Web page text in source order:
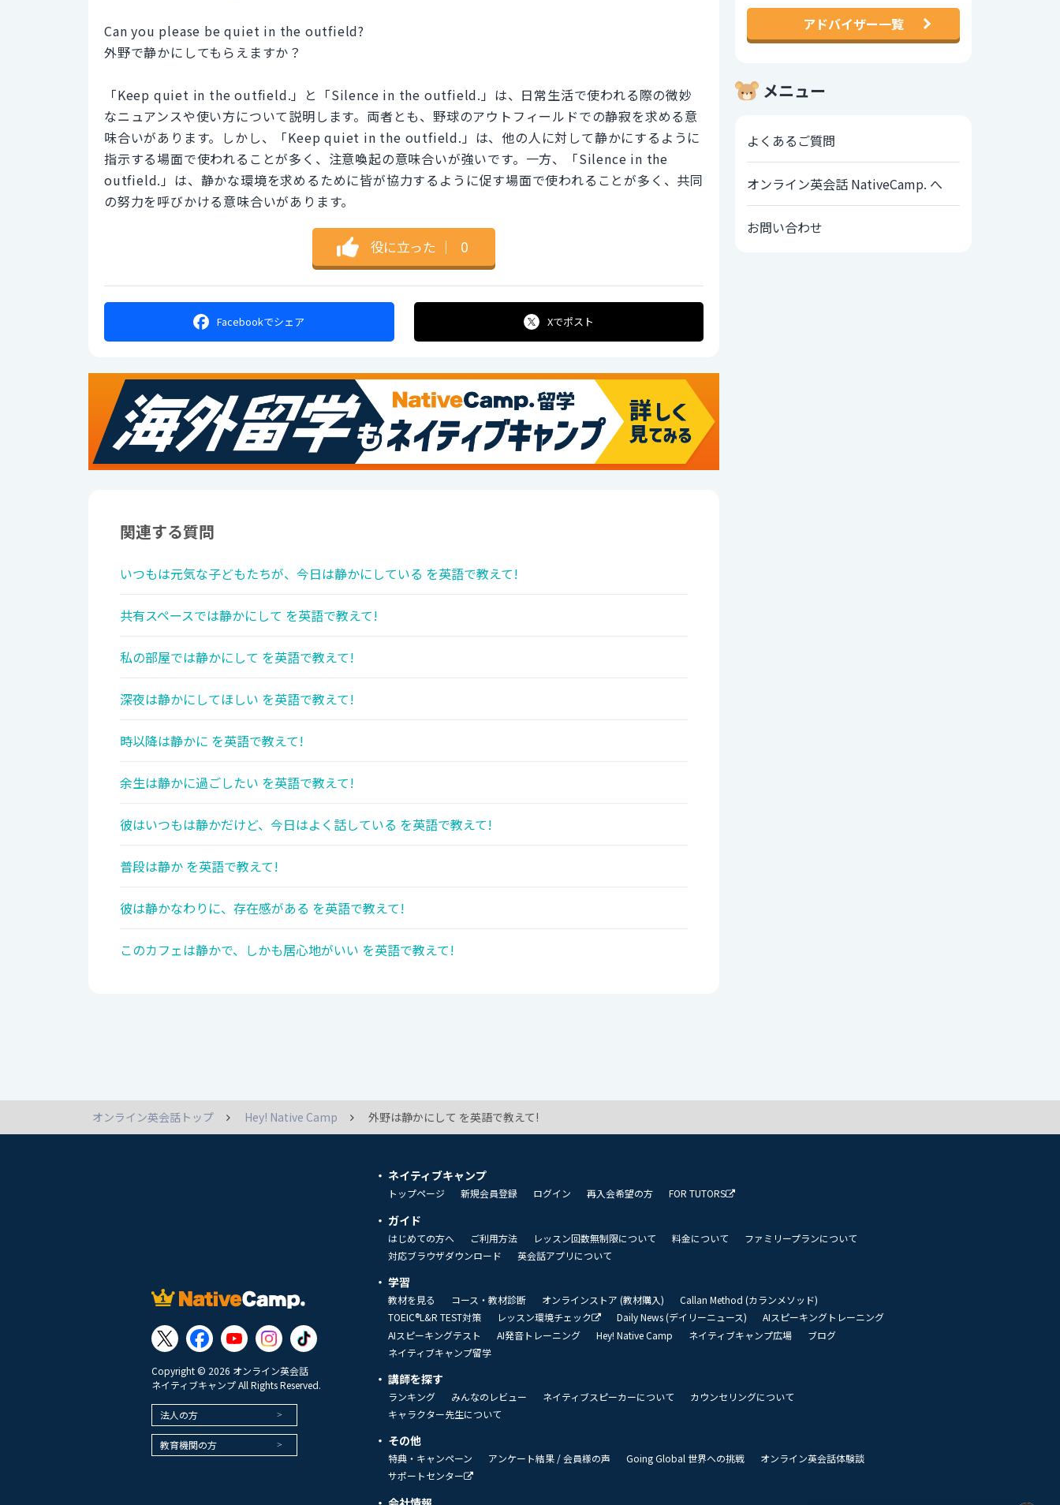
Can you please be quiet in the outfield?
外野で静かにしてもらえますか？
「Keep quiet in the outfield.」と「Silence in the outfield.」は、日常生活で使われる際の微妙
なニュアンスや使い方について説明します。両者とも、野球のアウトフィールドでの静寂を求める意
味合いがあります。しかし、「Keep quiet in the outfield.」は、他の人に対して静かにするように
指示する場面で使われることが多く、注意喚起の意味合いが強いです。一方、「Silence in the
outfield.」は、静かな環境を求めるために皆が協力するように促す場面で使われることが多く、共同
の努力を呼びかける意味合いがあります。
役に立った ｜ 0
Facebookでシェア Xでポスト
関連する質問
いつもは元気な子どもたちが、今日は静かにしている を英語で教えて!
共有スペースでは静かにして を英語で教えて!
私の部屋では静かにして を英語で教えて!
深夜は静かにしてほしい を英語で教えて!
時以降は静かに を英語で教えて!
余生は静かに過ごしたい を英語で教えて!
彼はいつもは静かだけど、今日はよく話している を英語で教えて!
普段は静か を英語で教えて!
彼は静かなわりに、存在感がある を英語で教えて!
このカフェは静かで、しかも居心地がいい を英語で教えて!
アドバイザー一覧
メニュー
よくあるご質問
オンライン英会話 NativeCamp. へ
お問い合わせ
オンライン英会話トップ Hey! Native Camp 外野は静かにして を英語で教えて!
Copyright © 2026 オンライン英会話
ネイティブキャンプ All Rights Reserved.
法人の方
教育機関の方
ネイティブキャンプ
トップページ 新規会員登録 ログイン 再入会希望の方 FOR TUTORS
ガイド
はじめての方へ ご利用方法 レッスン回数無制限について 料金について
ファミリープランについて
対応ブラウザダウンロード
英会話アプリについて
学習
教材を見る コース・教材診断 オンラインストア (教材購入)
Callan Method (カランメソッド)
TOEIC®L&R TEST対策
レッスン環境チェック Daily News (デイリーニュース)
AIスピーキングトレーニング
AIスピーキングテスト
AI発音トレーニング Hey! Native Camp ネイティブキャンプ広場
ブログ
ネイティブキャンプ留学
講師を探す
ランキング みんなのレビュー ネイティブスピーカーについて
カウンセリングについて
キャラクター先生について
その他
特典・キャンペーン アンケート結果 / 会員様の声 Going Global 世界への挑戦
オンライン英会話体験談
サポートセンター